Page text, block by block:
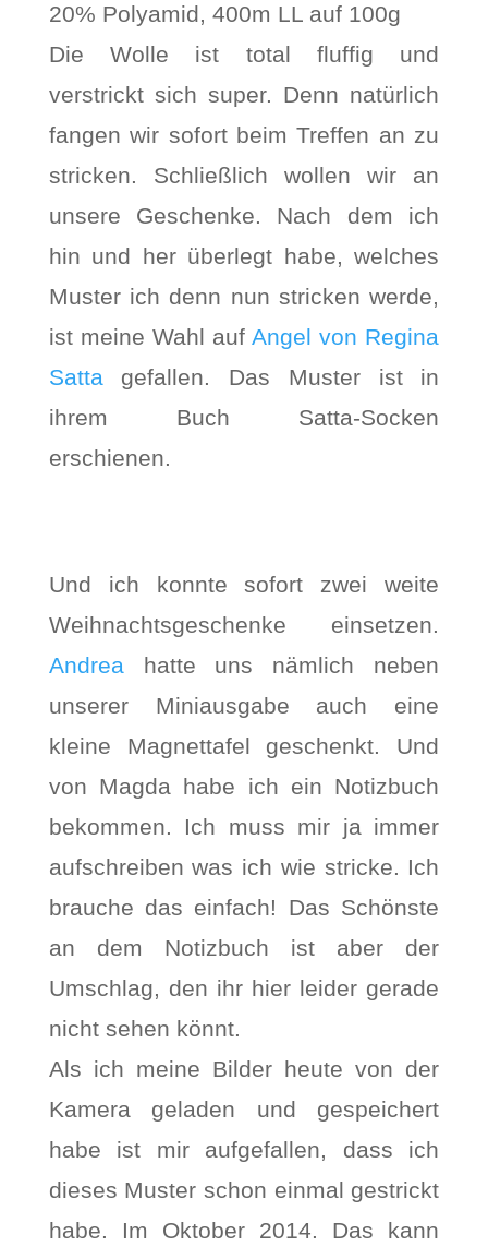
20% Polyamid, 400m LL auf 100g
Die Wolle ist total fluffig und
verstrickt sich super. Denn natürlich
fangen wir sofort beim Treffen an zu
stricken. Schließlich wollen wir an
unsere Geschenke. Nach dem ich
hin und her überlegt habe, welches
Muster ich denn nun stricken werde,
ist meine Wahl aufAngel von Regina
Sattagefallen. Das Muster ist in
ihrem Buch Satta-Socken
erschienen.
Und ich konnte sofort zwei weite
Weihnachtsgeschenke einsetzen.
Andreahatte uns nämlich neben
unserer Miniausgabe auch eine
kleine Magnettafel geschenkt. Und
von Magda habe ich ein Notizbuch
bekommen. Ich muss mir ja immer
aufschreiben was ich wie stricke. Ich
brauche das einfach! Das Schönste
an dem Notizbuch ist aber der
Umschlag, den ihr hier leider gerade
nicht sehen könnt.
Als ich meine Bilder heute von der
Kamera geladen und gespeichert
habe ist mir aufgefallen, dass ich
dieses Muster schon einmal gestrickt
habe. Im Oktober 2014. Das kann